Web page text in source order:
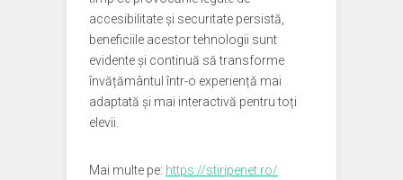
accesibilitate și securitate persistă,
beneficiile acestor tehnologii sunt
evidente și continuă să transforme
învățământul într-o experiență mai
adaptată și mai interactivă pentru toți
elevii.
Mai multe pe: https://stiripenet.ro/